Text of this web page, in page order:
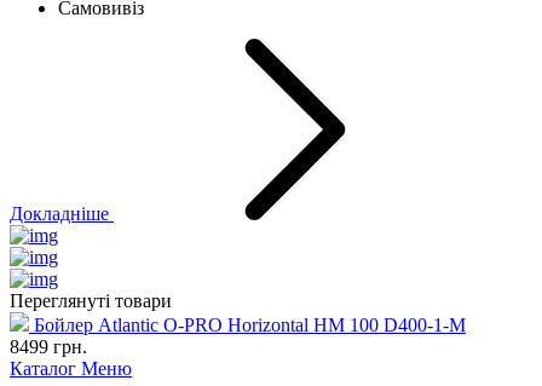
Самовивіз
Докладніше
Переглянуті товари
Бойлер Atlantic O-PRO Horizontal HM 100 D400-1-M
8499 грн.
Каталог Меню